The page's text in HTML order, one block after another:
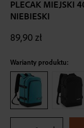
beginning
images
PLECAK MIEJSKI
NIEBIESKI
89,90 zł
Warianty produktu: